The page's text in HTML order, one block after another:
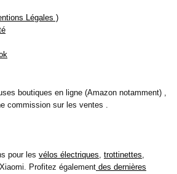
Légales )
boutiques en ligne (Amazon notamment) ,
commission sur les ventes .
pour les vélos électriques trottinettes
Profitez également des dernières